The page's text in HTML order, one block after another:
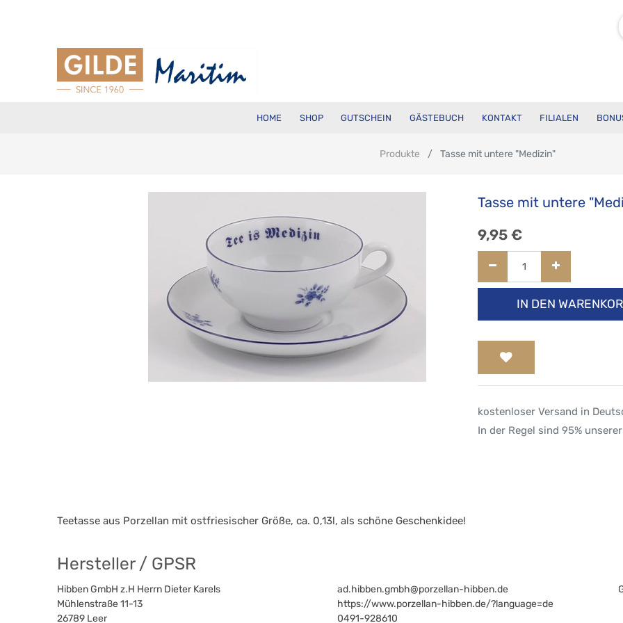
HOME SHOP GUTSCHEIN GÄSTEBUCH KONTAKT FILIALEN
Produkte Tasse mit untere "Medizin"
Tasse mit untere
9,95 €
IN DEN
kostenloser Versand in
In der Regel sind 95%
Teetasse aus Porzellan mit ostfriesischer Größe, ca. 0,13l, als schöne Geschenkidee!
Hersteller / GPSR
Hibben GmbH z.H Herrn Dieter Karels
Mühlenstraße 11-13
26789 Leer
ad.hibben.gmbh@porzellan-hibben.de
https://www.porzellan-hibben.de/?language=de
0491-928610